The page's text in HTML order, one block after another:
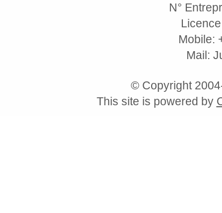
N°
Mobile:
Mail:
© Copyright
This site is powered by